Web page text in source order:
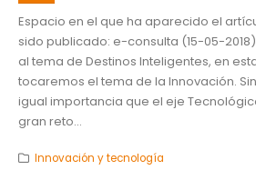
Espacio en el que ha aparecido el
sido publicado: e-consulta (15-05-
al tema de Destinos Inteligentes, en
tocaremos el tema de la Innovación.
igual importancia que el eje
gran reto...
Innovación y tecnología